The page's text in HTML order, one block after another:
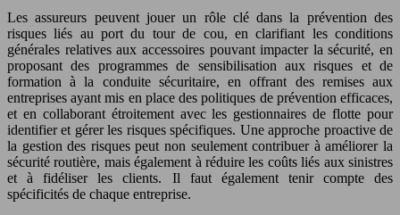
Les assureurs peuvent jouer un rôle clé dans la prévention des
risques liés au port du tour de cou, en clarifiant les conditions
générales relatives aux accessoires pouvant impacter la sécurité, en
proposant des programmes de sensibilisation aux risques et de
formation à la conduite sécuritaire, en offrant des remises aux
entreprises ayant mis en place des politiques de prévention efficaces,
et en collaborant étroitement avec les gestionnaires de flotte pour
identifier et gérer les risques spécifiques. Une approche proactive de
la gestion des risques peut non seulement contribuer à améliorer la
sécurité routière, mais également à réduire les coûts liés aux sinistres
et à fidéliser les clients. Il faut également tenir compte des
spécificités de chaque entreprise.